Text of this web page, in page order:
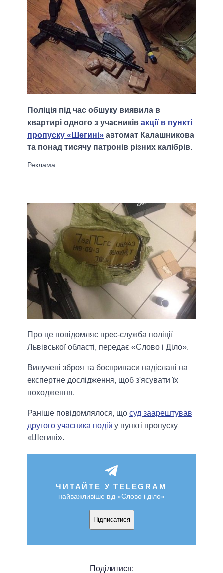
Поліція під час обшуку виявила в
квартирі одного з учасників акції в пункті
пропуску «Шегині» автомат Калашникова
та понад тисячу патронів різних калібрів.
Про це повідомляє прес-служба поліції
Львівської області, передає «Слово і Діло».
Вилучені зброя та боєприпаси надіслані на
експертне дослідження, щоб з'ясувати їх
походження.
Раніше повідомлялося, що суд заарештував
другого учасника подій у пункті пропуску
«Шегині».
ЧИТАЙТЕ У TELEGRAM
найважливіше від «Слово і діло»
Підписатися
Поділитися: